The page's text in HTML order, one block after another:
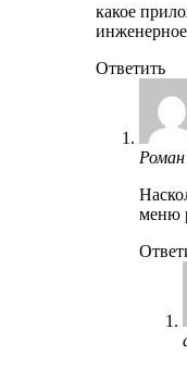
какое
Ответить
Роман
меню